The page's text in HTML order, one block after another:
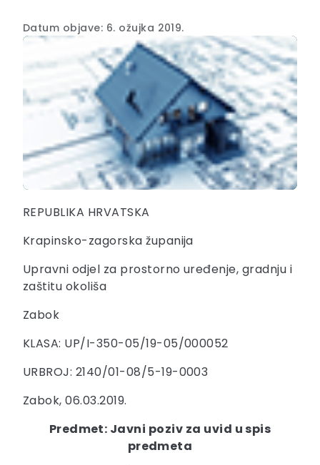
Datum objave: 6. ožujka 2019.
REPUBLIKA HRVATSKA
Krapinsko-zagorska županija
Upravni odjel za prostorno uređenje, gradnju i
zaštitu okoliša
Zabok
KLASA: UP/I-350-05/19-05/000052
URBROJ: 2140/01-08/5-19-0003
Zabok, 06.03.2019.
Predmet: Javni poziv za uvid u spis
predmeta